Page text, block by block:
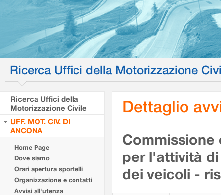
Ricerca Uffici della Motorizzazione
Ricerca Uffici della
Motorizzazione Civile
UFF. MOT. CIV. DI
ANCONA
Home Page
Dove siamo
Orari apertura sportelli
Organizzazione e contatti
Avvisi all'utenza
Dettaglio
per l'attività
dei veicoli -